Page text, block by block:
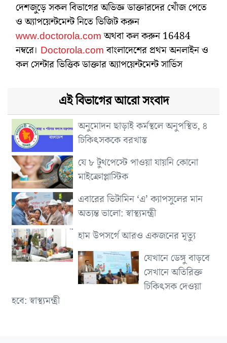
দেশজুড়ে সকল বিভাগের অভিজ্ঞ ডাক্তারদের খোঁজ পেতে
ও অ্যাপয়েন্টমেন্ট নিতে ভিজিট করুন
www.doctorola.comঅথবা কল করুন 16484
নম্বরে। Doctorola.comবাংলাদেশের প্রথম অনলাইন ও
কল সেন্টার ভিত্তিক ডাক্তার অ্যাপয়েন্টমেন্ট সার্ভিস
এই বিভাগের আরো সংবাদ
অনুমোদন ছাড়াই কর্মস্থলে অনুপস্থিত, ৪
চিকিৎসককে বরখাস্ত
যে ৮ টুথপেস্টে পাওয়া যায়নি কোনো
মাইক্রোপ্লাস্টিক
এবারের ভিটামিন ‘এ’ ক্যাপসুলের মান
অত্যন্ত ভালো: স্বাস্থ্যমন্ত্রী
হাম উপসর্গে আরও একজনের মৃত্যু
যেখানে ডেঙ্গু বাড়বে
সেখানে অতিরিক্ত
চিকিৎসক দেওয়া
হবে: স্বাস্থ্যমন্ত্রী